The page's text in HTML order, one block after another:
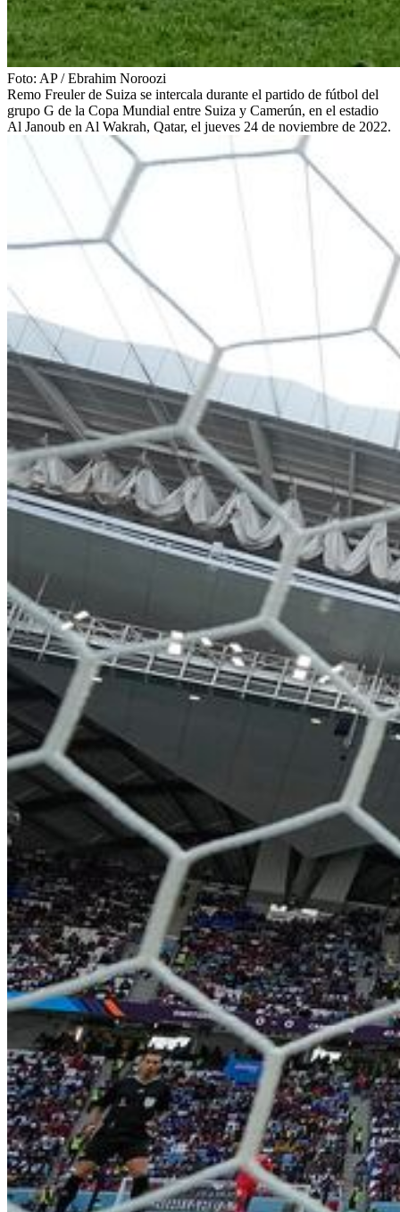
Foto: AP /Ebrahim Noroozi
Remo Freuler de Suiza se intercala durante el partido de fútbol del
grupo G de la Copa Mundial entre Suiza y Camerún, en el estadio
Al Janoub en Al Wakrah, Qatar, el jueves 24 de noviembre de 2022.